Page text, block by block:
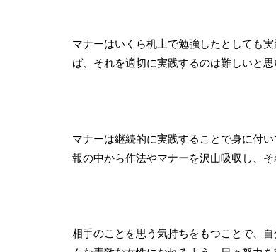
マナーはいくら机上で勉強したとしても
ば、それを適切に実践するのは難しいと思
マナーは継続的に実践することで身に付
報の中から作法やマナーを沢山吸収し、
相手のことを思う気持ちをもつことで、